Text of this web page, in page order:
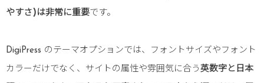
やすさ)は非常に重要です。
DigiPress のテーマオプションでは、フォントサイズやフォント
カラーだけでなく、サイトの属性や雰囲気に合う 英数字と日本